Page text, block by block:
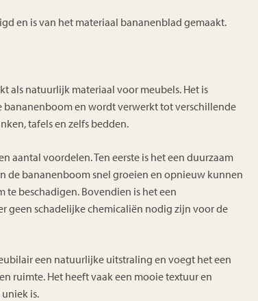
en is van het materiaal bananenblad gemaakt.
als natuurlijk materiaal voor meubels. Het is
bananenboom en wordt verwerkt tot verschillende
tafels en zelfs bedden.
aantal voordelen. Ten eerste is het een duurzaam
de bananenboom snel groeien en opnieuw kunnen
beschadigen. Bovendien is het een
geen schadelijke chemicaliën nodig zijn voor de
een natuurlijke uitstraling en voegt het een
ruimte. Het heeft vaak een mooie textuur en
is.